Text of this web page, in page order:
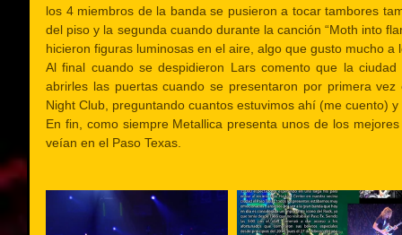
los 4 miembros de la banda se pusieron a tocar tambores
del piso y la segunda cuando durante la canción “Moth into
hicieron figuras luminosas en el aire, algo que gusto mucho a
Al final cuando se despidieron Lars comento que la
abrirles las puertas cuando se presentaron por primera
Night Club, preguntando cuantos estuvimos ahí (me cuento)
En fin, como siempre Metallica presenta unos de los
veían en el Paso Texas.